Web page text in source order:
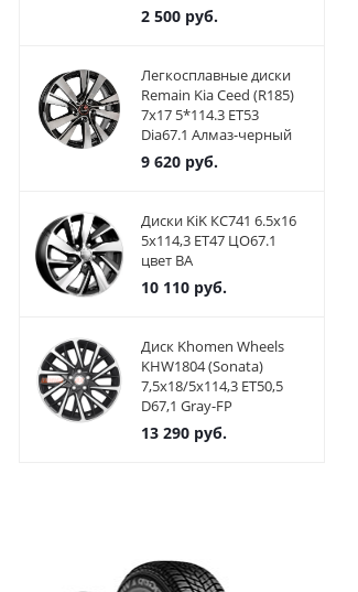
Диски Alcasta M19 7x17
5x114,3 ET48,5 ЦО67,1 Цвет
Диски
5x114,3
2 500руб.
Легкосплавные диски
Remain Kia Ceed (R185)
7x17 5*114.3 ET53
Dia67.1 Алмаз-черный
9 620руб.
Диски KiK КС741 6.5x16
5x114,3 ET47 ЦО67.1
цвет BA
10 110руб.
Диск Khomen Wheels
KHW1804 (Sonata)
7,5x18/5x114,3 ET50,5
D67,1 Gray-FP
13 290руб.